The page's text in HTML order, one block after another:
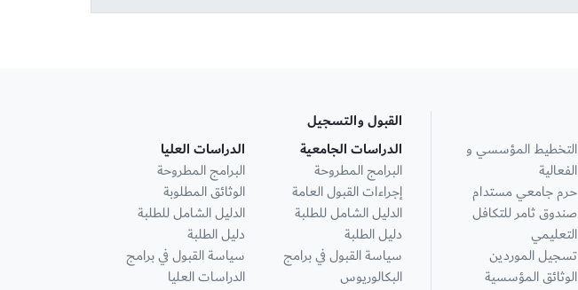
التخطيط المؤسسي و
الفعالية
حرم جامعي مستدام
صندوق ثامر للتكافل
التعليمي
تسجيل الموردين
الوثائق المؤسسية
القبول والتسجيل
الدراسات الجامعية
البرامج المطروحة
إجراءات القبول العامة
الدليل الشامل للطلبة
دليل الطلبة
سياسة القبول في برامج
البكالوريوس
الدراسات العليا
البرامج المطروحة
الوثائق المطلوبة
الدليل الشامل للطلبة
دليل الطلبة
سياسة القبول في برامج
الدراسات العليا